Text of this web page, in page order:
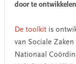
door te
De toolkitis
van Sociale
Nationaal